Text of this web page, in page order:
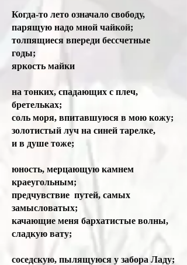
Когда-то лето означало свободу,
парящую надо мной чайкой;
толпящиеся впереди бессчетные
годы;
яркость майки
на тонких, спадающих с плеч,
бретельках;
соль моря, впитавшуюся в мою кожу;
золотистый луч на синей тарелке,
и в душе тоже;
юность, мерцающую камнем
краеугольным;
предчувствие путей, самых
замысловатых;
качающие меня бархатистые волны,
сладкую вату;
соседскую, пылящуюся у забора Ладу;